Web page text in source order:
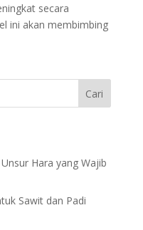
secara
ini akan membimbing
Cari
Hara yang Wajib
Sawit dan Padi